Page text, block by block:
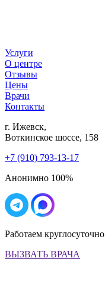
Услуги
О центре
Отзывы
Цены
Врачи
Контакты
г. Ижевск,
Воткинское шоссе, 158
+7 (910) 793-13-17
Анонимно 100%
Работаем круглосуточно
ВЫЗВАТЬ ВРАЧА